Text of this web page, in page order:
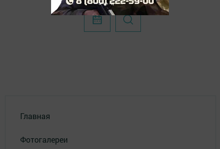
Главная
Фотогалереи